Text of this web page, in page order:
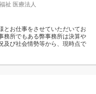
祉 医療法人
とお仕事をさせていただいてお
務所でもある弊事務所は決算や
及び社会情勢等から、現時点で